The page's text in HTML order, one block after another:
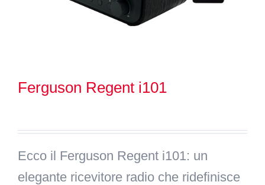
Ferguson Regent i101
Ecco il Ferguson Regent i101: un
elegante ricevitore radio che ridefinisce